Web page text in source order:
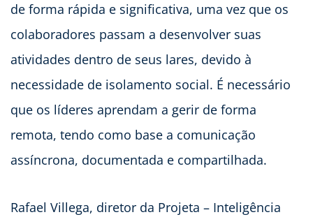
de forma rápida e significativa, uma vez que os
colaboradores passam a desenvolver suas
atividades dentro de seus lares, devido à
necessidade de isolamento social. É necessário
que os líderes aprendam a gerir de forma
remota, tendo como base a comunicação
assíncrona, documentada e compartilhada.
Rafael Villega, diretor da Projeta – Inteligência